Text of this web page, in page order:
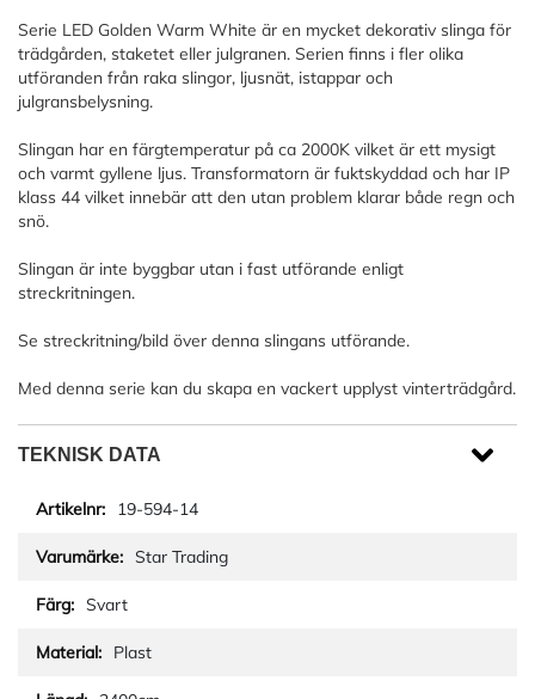
Serie LED Golden Warm White är en mycket dekorativ slinga för
trädgården, staketet eller julgranen. Serien finns i fler olika
utföranden från raka slingor, ljusnät, istappar och
julgransbelysning.
Slingan har en färgtemperatur på ca 2000K vilket är ett mysigt
och varmt gyllene ljus. Transformatorn är fuktskyddad och har IP
klass 44 vilket innebär att den utan problem klarar både regn och
snö.
Slingan är inte byggbar utan i fast utförande enligt
streckritningen.
Se streckritning/bild över denna slingans utförande.
Med denna serie kan du skapa en vackert upplyst vinterträdgård.
TEKNISK DATA
19-594-14
Star Trading
Svart
Plast